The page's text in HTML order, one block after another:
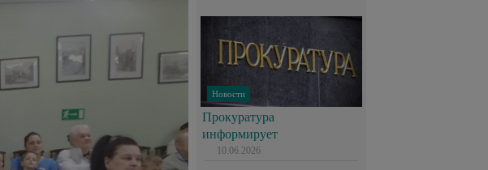
Новости
Прокуратура
информирует
10.06.2026